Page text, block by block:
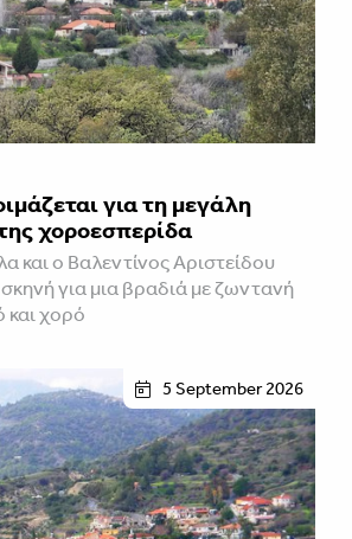
για τη μεγάλη
χοροεσπερίδα
και ο Βαλεντίνος Αριστείδου
για μια βραδιά με ζωντανή
και χορό
5 September 2026